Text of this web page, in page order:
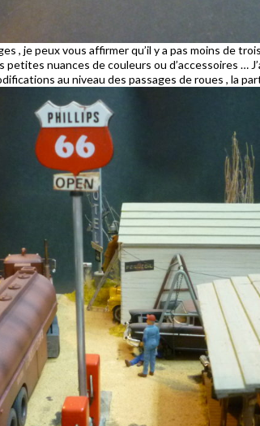
, je peux vous affirmer qu’il y a pas moins de
nuances de couleurs ou d’accessoires …
au niveau des passages de roues , la